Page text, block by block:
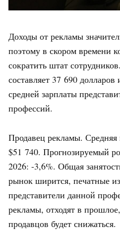
Доходы от рекламы
поэтому в скором времени
сократить штат
составляет 37 690
средней зарплаты
профессий.
Продавец рекламы. Средняя
$51 740. Прогнозируемый
2026: -3,6%. Общая
рынок ширится, печатные
представители данной
рекламы, отходят в
продавцов будет снижаться.